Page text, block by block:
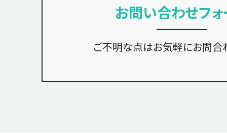
お問い合わせフォ
ご不明な点はお気軽にお問合